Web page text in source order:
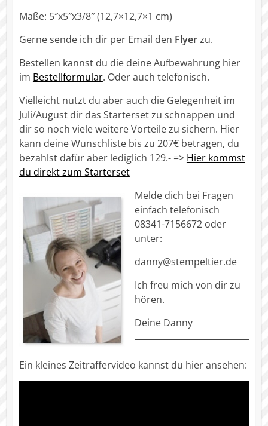
Maße: 5″x5″x3/8″ (12,7×12,7×1 cm)
Gerne sende ich dir per Email den Flyerzu.
Bestellen kannst du die deine Aufbewahrung hier
im Bestellformular. Oder auch telefonisch.
Vielleicht nutzt du aber auch die Gelegenheit im
Juli/August dir das Starterset zu schnappen und
dir so noch viele weitere Vorteile zu sichern. Hier
kann deine Wunschliste bis zu 207€ betragen, du
bezahlst dafür aber lediglich 129.- => Hier kommst
du direkt zum Starterset
Melde dich bei Fragen
einfach telefonisch
08341-7156672 oder
unter:
danny@stempeltier.de
Ich freu mich von dir zu
hören.
Deine Danny
Ein kleines Zeitraffervideo kannst du hier ansehen: